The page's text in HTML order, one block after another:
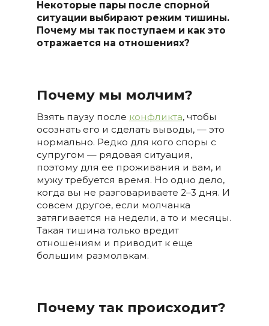
Некоторые пары после спорной
ситуации выбирают режим тишины.
Почему мы так поступаем и как это
отражается на отношениях?
Почему мы молчим?
Взять паузу после конфликта, чтобы
осознать его и сделать выводы, — это
нормально. Редко для кого споры с
супругом — рядовая ситуация,
поэтому для ее проживания и вам, и
мужу требуется время. Но одно дело,
когда вы не разговариваете 2–3 дня. И
совсем другое, если молчанка
затягивается на недели, а то и месяцы.
Такая тишина только вредит
отношениям и приводит к еще
большим размолвкам.
Почему так происходит?